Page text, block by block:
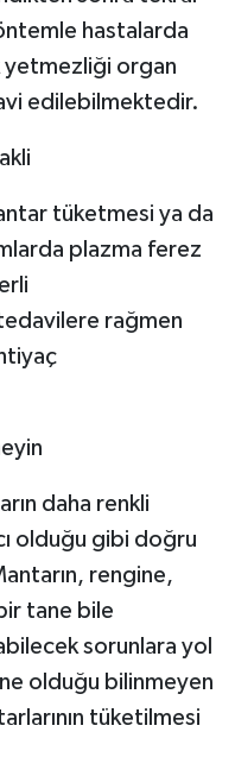
hastalarda
yetmezliği organ
edilebilmektedir.
tüketmesi ya da
plazma ferez
rağmen
daha renkli
olduğu gibi doğru
rengine,
tane bile
sorunlara yol
olduğu bilinmeyen
tüketilmesi